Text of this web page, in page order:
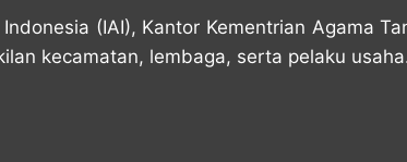
(IAI), Kantor Kementrian Agama
kecamatan, lembaga, serta pelaku